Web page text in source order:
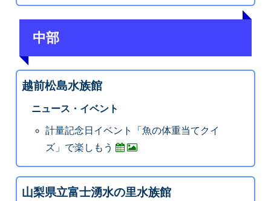
中部
越前松島水族館
ニュース・イベント
計量記念日イベント「魚の体重当てクイ
ズ」で楽しもう
山梨県立富士湧水の里水族館